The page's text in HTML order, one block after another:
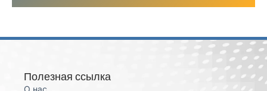
Полезная ссылка
О нас